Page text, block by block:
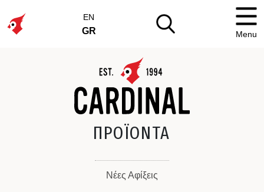
EN
GR Menu
ΠΡΟΪΟΝΤΑ
Νέες Αφίξεις